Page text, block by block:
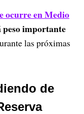
ocurre en Medio
peso importante
las próximas
de